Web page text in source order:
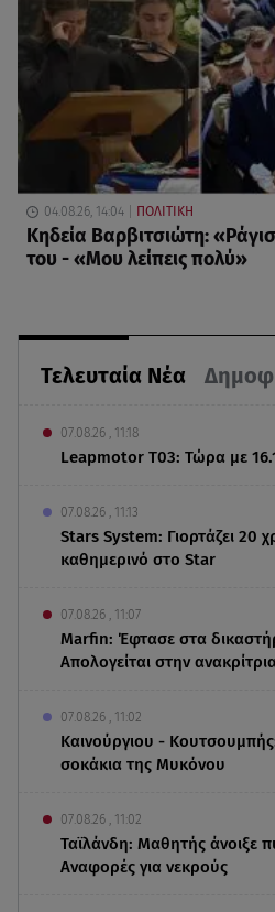
Τελευταία Νέα
07.08.26 , 11:18
Leapmotor T03: Τώρα με
07.08.26 , 11:13
Stars System: Γιορτάζει 20
καθημερινό στο Star
07.08.26 , 11:07
Marfin: Έφτασε στα
Απολογείται στην
07.08.26 , 11:02
Καινούργιου -
σοκάκια της Μυκόνου
07.08.26 , 11:02
Ταϊλάνδη: Μαθητής άνοιξε
Αναφορές για νεκρούς
04.08.26, 14:04 ΠΟΛΙΤΙΚΗ
Κηδεία Βαρβιτσιώτη:
του - «Μου λείπεις πολύ»